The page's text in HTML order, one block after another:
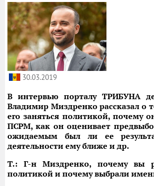
30.03.2019
В интервью порталу ТРИБУНА
Владимир Миздренко рассказал о
его заняться политикой, почему
ПСРМ, как он оценивает
ожидаемым был ли ее
деятельности ему ближе и др.
T.: Г-н Миздренко, почему вы
политикой и почему выбрали